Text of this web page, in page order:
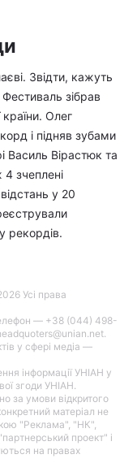
Звідти, кажуть
зібрав
країни. Олег
і підняв зубами
Василь Вірастюк та
зчеплені
у 20
рекордів.
Усі права
— +38 (044) 498-
у сфері медіа —
інформації УНІАН у
згоди УНІАН.
за умови відкритого
матеріал не
"Реклама", "НК",
проект" і
на правах